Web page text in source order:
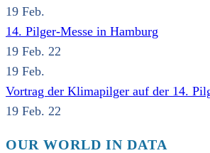
19 Feb.
14. Pilger-Messe in Hamburg
19 Feb. 22
19 Feb.
Vortrag der Klimapilger auf der 14.
19 Feb. 22
OUR WORLD IN DATA